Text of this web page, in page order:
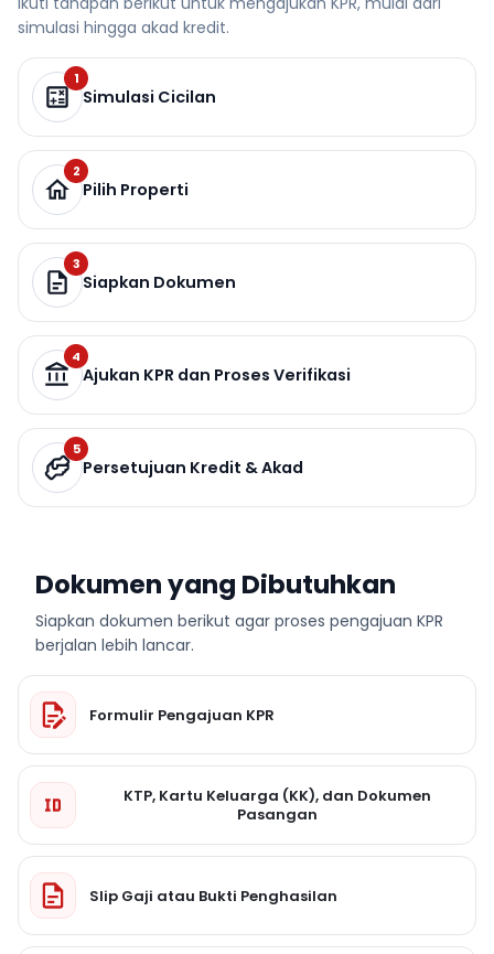
simulasi hingga akad kredit.
1
Simulasi Cicilan
2
Pilih Properti
3
Siapkan Dokumen
4
Ajukan KPR dan Proses Verifikasi
5
Persetujuan Kredit & Akad
Dokumen yang Dibutuhkan
Siapkan dokumen berikut agar proses pengajuan KPR
berjalan lebih lancar.
Formulir Pengajuan KPR
KTP, Kartu Keluarga (KK), dan Dokumen
Pasangan
Slip Gaji atau Bukti Penghasilan